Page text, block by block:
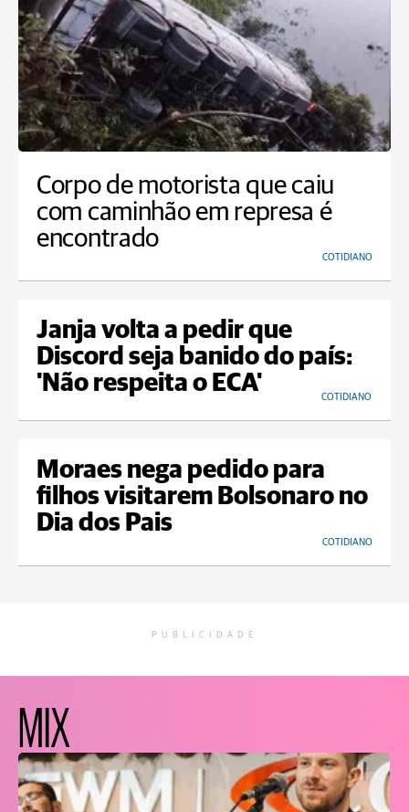
Corpo de motorista que caiu
com caminhão em represa é
encontrado
COTIDIANO
Janja volta a pedir que
Discord seja banido do país:
'Não respeita o ECA'
COTIDIANO
Moraes nega pedido para
filhos visitarem Bolsonaro no
Dia dos Pais
COTIDIANO
PUBLICIDADE
MIX